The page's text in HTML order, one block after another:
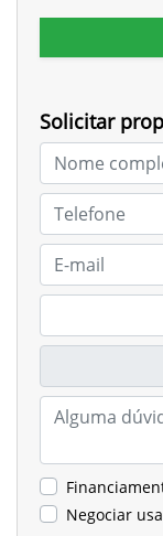
Solicitar
Negociar